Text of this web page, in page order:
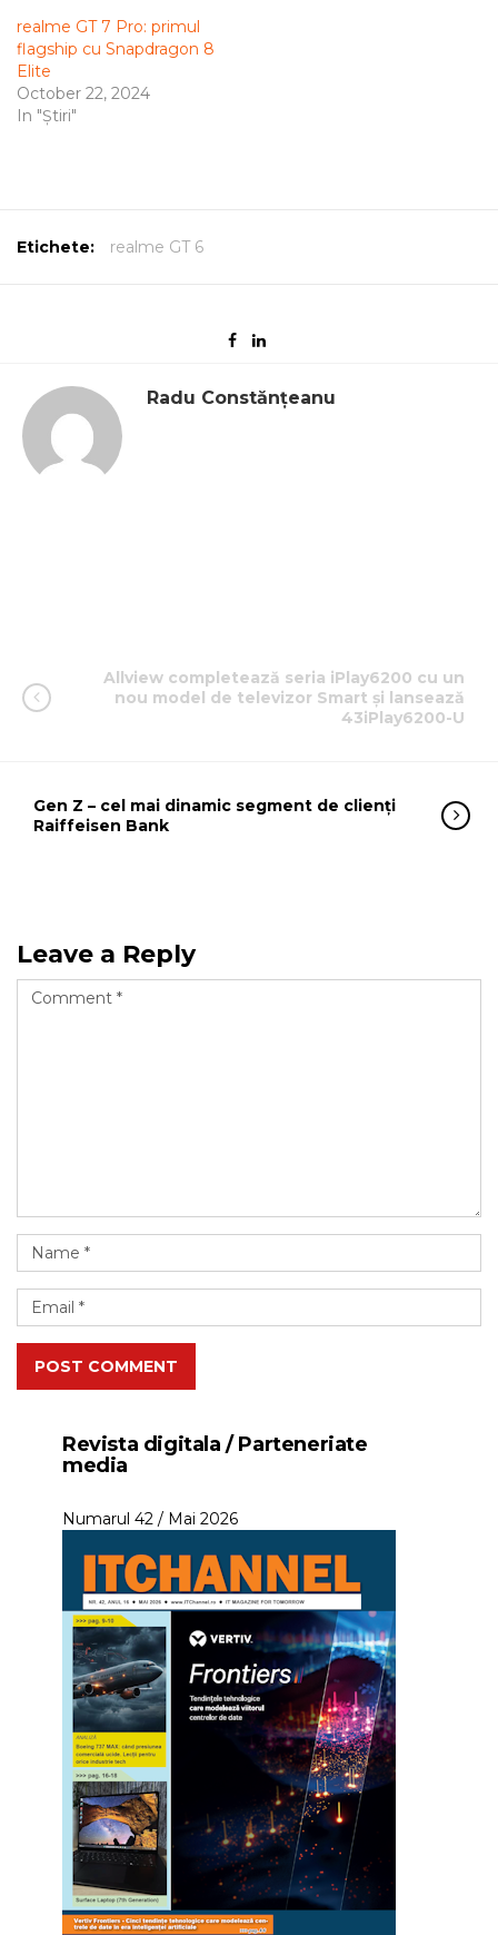
realme GT 7 Pro: primul
flagship cu Snapdragon 8
Elite
October 22, 2024
In "Știri"
Etichete: realme GT 6
Radu Constănțeanu
Allview completează seria iPlay6200 cu un
nou model de televizor Smart și lansează
43iPlay6200-U
Gen Z – cel mai dinamic segment de clienți
Raiffeisen Bank
Leave a Reply
POST COMMENT
Revista digitala / Parteneriate
media
Numarul 42 / Mai 2026